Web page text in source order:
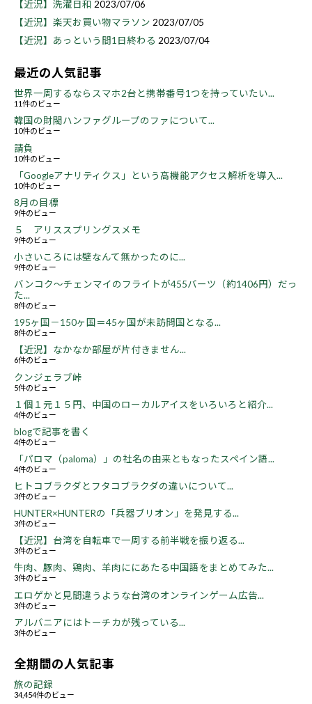
【近況】洗濯日和 2023/07/06
【近況】楽天お買い物マラソン 2023/07/05
【近況】あっという間1日終わる 2023/07/04
最近の人気記事
世界一周するならスマホ2台と携帯番号1つを持っていたい...
11件のビュー
韓国の財閥ハンファグループのファについて...
10件のビュー
請負
10件のビュー
「Googleアナリティクス」という高機能アクセス解析を導入...
10件のビュー
8月の目標
9件のビュー
５ アリススプリングスメモ
9件のビュー
小さいころには壁なんて無かったのに...
9件のビュー
バンコク～チェンマイのフライトが455バーツ（約1406円）だっ
た...
8件のビュー
195ヶ国－150ヶ国＝45ヶ国が未訪問国となる...
8件のビュー
【近況】なかなか部屋が片付きません...
6件のビュー
クンジェラブ峠
5件のビュー
１個１元１５円、中国のローカルアイスをいろいろと紹介...
4件のビュー
blogで記事を書く
4件のビュー
「パロマ（paloma）」の社名の由来ともなったスペイン語...
4件のビュー
ヒトコブラクダとフタコブラクダの違いについて...
3件のビュー
HUNTER×HUNTERの「兵器ブリオン」を発見する...
3件のビュー
【近況】台湾を自転車で一周する前半戦を振り返る...
3件のビュー
牛肉、豚肉、鶏肉、羊肉ににあたる中国語をまとめてみた...
3件のビュー
エロゲかと見間違うような台湾のオンラインゲーム広告...
3件のビュー
アルバニアにはトーチカが残っている...
3件のビュー
全期間の人気記事
旅の記録
34,454件のビュー